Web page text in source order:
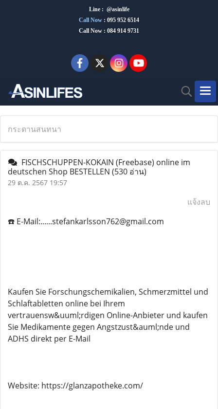
Line : @asinlife
Call Now : 095 952 6514
Call Now : 084 914 9731
กระดานสนทนา
FISCHSCHUPPEN-KOKAIN (Freebase) online im
deutschen Shop BESTELLEN (530 อ่าน)
29 ต.ค. 2567 19:57
แจ้งลบ
☎️ E-Mail:......stefankarlsson762@gmail.com
Kaufen Sie Forschungschemikalien, Schmerzmittel und
Schlaftabletten online bei Ihrem
vertrauensw&uuml;rdigen Online-Anbieter und kaufen
Sie Medikamente gegen Angstzust&auml;nde und
ADHS direkt per E-Mail
Website: https://glanzapotheke.com/